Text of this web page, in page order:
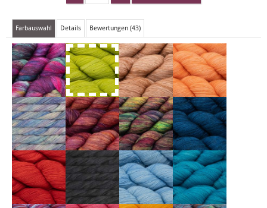
Farbauswahl Details Bewertungen (43)